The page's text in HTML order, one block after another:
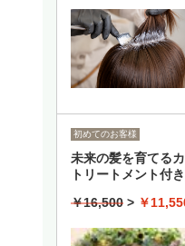
初めてのお客様
未来の髪を育てる
トリートメント付
￥16,500 > ￥